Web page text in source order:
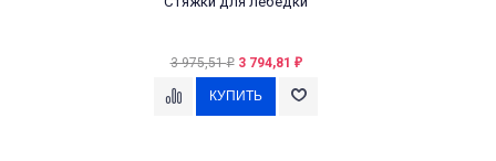
3 975,51₽ 3 794,81 ₽